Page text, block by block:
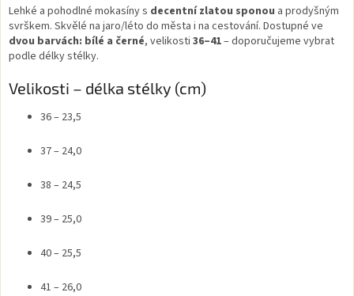
Lehké a pohodlné mokasíny s decentní zlatou sponou a prodyšným
svrškem. Skvělé na jaro/léto do města i na cestování. Dostupné ve
dvou barvách: bílé a černé, velikosti 36–41– doporučujeme vybrat
podle délky stélky.
Velikosti – délka stélky (cm)
36 – 23,5
37 – 24,0
38 – 24,5
39 – 25,0
40 – 25,5
41 – 26,0